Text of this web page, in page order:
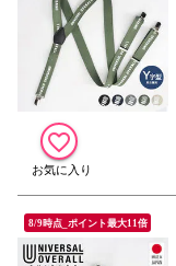
8/9時点_ポイント最大11倍